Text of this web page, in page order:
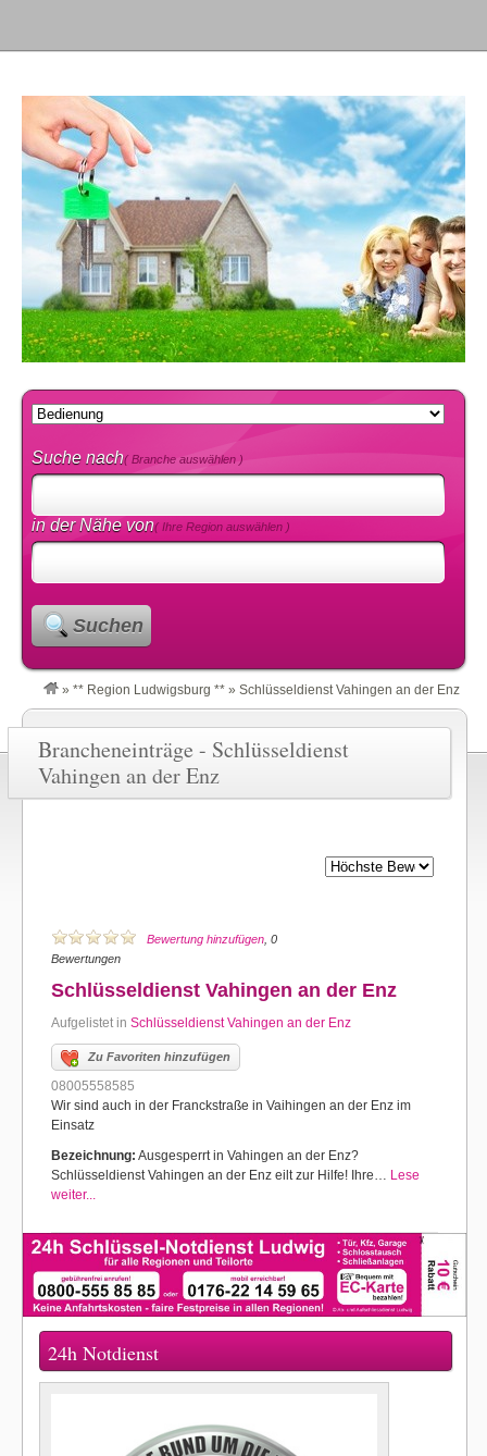
Suche nach( Branche auswählen )
in der Nähe von( Ihre Region auswählen )
Suchen
» ** Region Ludwigsburg ** » Schlüsseldienst Vahingen an der Enz
Brancheneinträge - Schlüsseldienst
Vahingen an der Enz
Bewertung hinzufügen , 0
Bewertungen
Schlüsseldienst Vahingen an der Enz
Aufgelistet in Schlüsseldienst Vahingen an der Enz
Zu Favoriten hinzufügen
08005558585
Wir sind auch in der Franckstraße in Vaihingen an der Enz im
Einsatz
Bezeichnung: Ausgesperrt in Vahingen an der Enz?
Schlüsseldienst Vahingen an der Enz eilt zur Hilfe! Ihre… Lese
weiter...
24h Notdienst